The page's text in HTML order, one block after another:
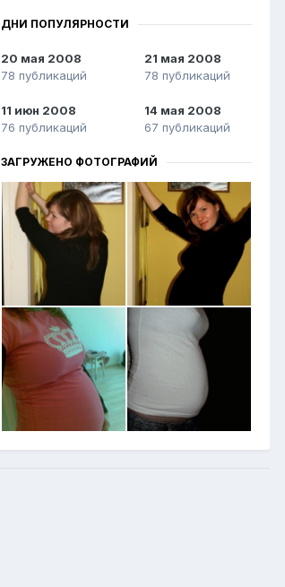
ДНИ ПОПУЛЯРНОСТИ
20 мая 2008
78 публикаций
21 мая 2008
78 публикаций
11 июн 2008
76 публикаций
14 мая 2008
67 публикаций
ЗАГРУЖЕНО ФОТОГРАФИЙ